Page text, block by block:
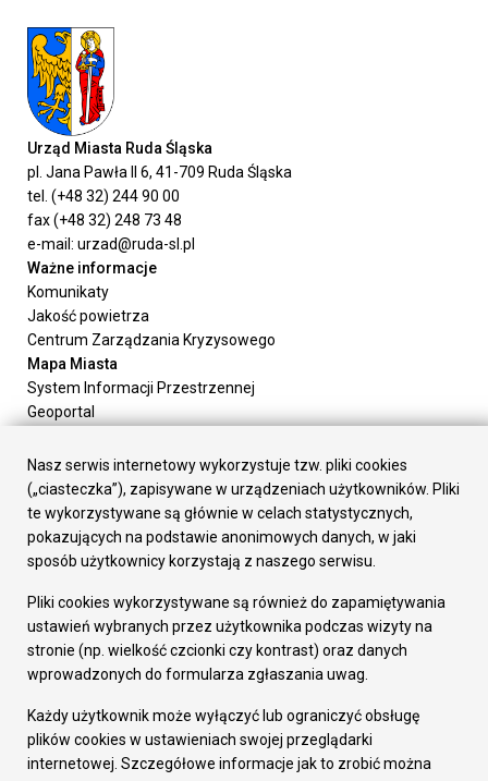
Urząd Miasta Ruda Śląska
pl. Jana Pawła II 6, 41-709 Ruda Śląska
tel. (+48 32) 244 90 00
fax (+48 32) 248 73 48
e-mail: urzad@ruda-sl.pl
Ważne informacje
Komunikaty
Jakość powietrza
Centrum Zarządzania Kryzysowego
Mapa Miasta
System Informacji Przestrzennej
Geoportal
Załatw sprawę
Prezydent Miasta
Rada Miasta
Wydziały
Elektroniczna Skrzynka Podawcza
Gospodarka
Fundusze europejskie
Środki krajowe
Oferty inwestycyjne
Pozostałe
Deklaracja dostępności
Dane osobowe
Nasz serwis internetowy wykorzystuje tzw. pliki cookies
(„ciasteczka”), zapisywane w urządzeniach użytkowników. Pliki
te wykorzystywane są głównie w celach statystycznych,
pokazujących na podstawie anonimowych danych, w jaki
sposób użytkownicy korzystają z naszego serwisu.
Pliki cookies wykorzystywane są również do zapamiętywania
ustawień wybranych przez użytkownika podczas wizyty na
stronie (np. wielkość czcionki czy kontrast) oraz danych
wprowadzonych do formularza zgłaszania uwag.
Każdy użytkownik może wyłączyć lub ograniczyć obsługę
plików cookies w ustawieniach swojej przeglądarki
internetowej. Szczegółowe informacje jak to zrobić można